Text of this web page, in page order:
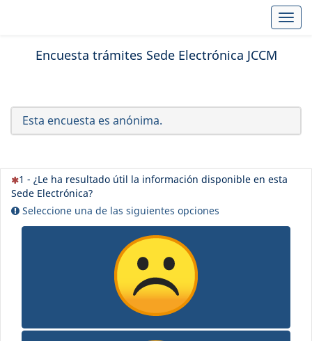
Encuesta trámites Sede Electrónica JCCM
Esta encuesta es anónima.
(Esta pregunta es obligatoria)
1 - ¿Le ha resultado útil la información disponible en esta
Sede Electrónica?
Seleccione una de las siguientes opciones